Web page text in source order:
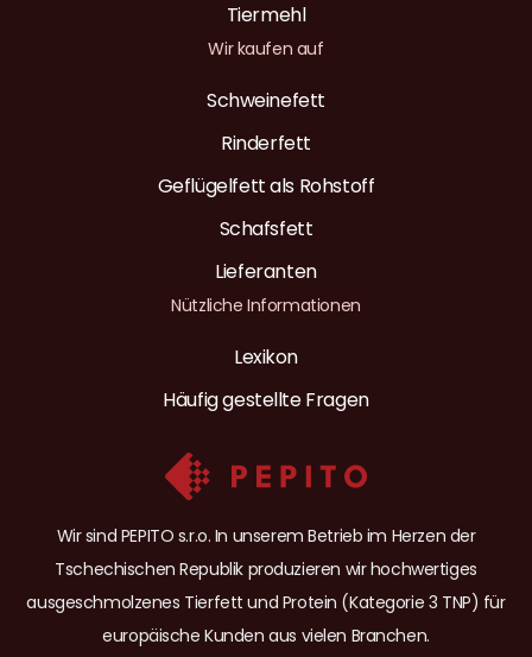
Tiermehl
Wir kaufen auf
Schweinefett
Rinderfett
Geflügelfett als Rohstoff
Schafsfett
Lieferanten
Nützliche Informationen
Lexikon
Häufig gestellte Fragen
Wir sind PEPITO s.r.o. In unserem Betrieb im Herzen der
Tschechischen Republik produzieren wir hochwertiges
ausgeschmolzenes Tierfett und Protein (Kategorie 3 TNP) für
europäische Kunden aus vielen Branchen.